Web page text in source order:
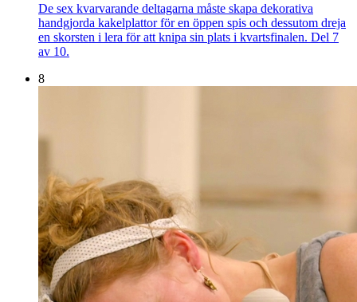
De sex kvarvarande deltagarna måste skapa dekorativa
handgjorda kakelplattor för en öppen spis och dessutom dreja
en skorsten i lera för att knipa sin plats i kvartsfinalen. Del 7
av 10.
8